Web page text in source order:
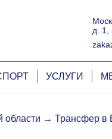
д. 1,
УСЛУГИ
области → Трансфер в